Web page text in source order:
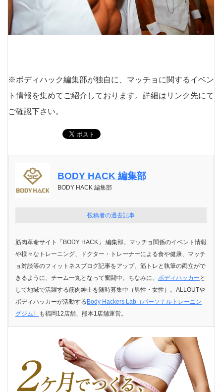
※ボディハック編集部が独自に、マッチョに関するイベン
ト情報を集めてご紹介しております。詳細はリンク先にて
ご確認下さい。
BODY HACK 編集部
BODY HACK 編集部
投稿者の過去記事
筋肉革命サイト「BODY HACK」 編集部。マッチョ関係のイベント情報
や様々なトレーニング、ドクター・トレーナーによる食や健康、マッチ
ョ対談等のフィットネスブログ記事をアップ。筋トレと執筆の両立がで
きるように、チーム一丸となって奮闘中。ちなみに、 ボディハッカー と
して地域で活躍する筋肉紳士を随時募集中（男性・女性）。ALLOUTや
ボディハッカーが活動するBody Hackers Lab（パーソナルトレーニン
グジム）
も福岡12店舗、熊本1店舗運営。